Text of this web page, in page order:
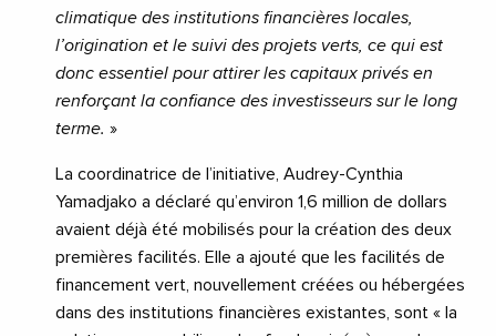
climatique des institutions financières locales,
l’origination et le suivi des projets verts, ce qui est
donc essentiel pour attirer les capitaux privés en
renforçant la confiance des investisseurs sur le long
terme. »
La coordinatrice de l’initiative, Audrey-Cynthia
Yamadjako a déclaré qu’environ 1,6 million de dollars
avaient déjà été mobilisés pour la création des deux
premières facilités. Elle a ajouté que les facilités de
financement vert, nouvellement créées ou hébergées
dans des institutions financières existantes, sont « la